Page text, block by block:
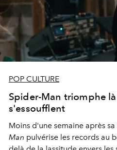
POP CULTURE
Spider-Man triomphe
s'essoufflent
Moins d'une semaine après
Man pulvérise les records au